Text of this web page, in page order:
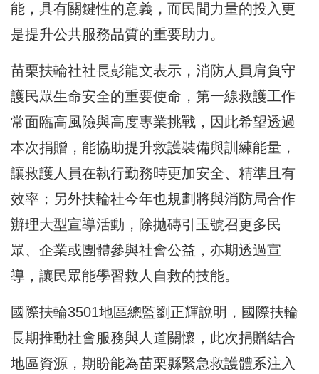
能，具有關鍵性的意義，而民間力量的投入更
是提升公共服務品質的重要助力。
苗栗扶輪社社長彭龍文表示，消防人員肩負守
護民眾生命安全的重要使命，第一線救護工作
常面臨高風險與高度專業挑戰，因此希望透過
本次捐贈，能協助提升救護裝備與訓練能量，
讓救護人員在執行勤務時更加安全、精準且有
效率；另外扶輪社今年也規劃將與消防局合作
辦理大型宣導活動，除拋磚引玉號召更多民
眾、企業或團體參與社會公益，亦期透過宣
導，讓民眾能學習救人自救的技能。
國際扶輪3501地區總監劉正輝說明，國際扶輪
長期推動社會服務與人道關懷，此次捐贈結合
地區資源，期盼能為苗栗縣緊急救護體系注入